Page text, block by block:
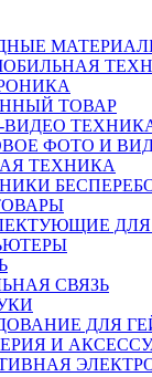
ТОВАР
ВИДЕО
ФОТО И
ТЕХНИКА
СВЯЗЬ
ДЛЯ
И